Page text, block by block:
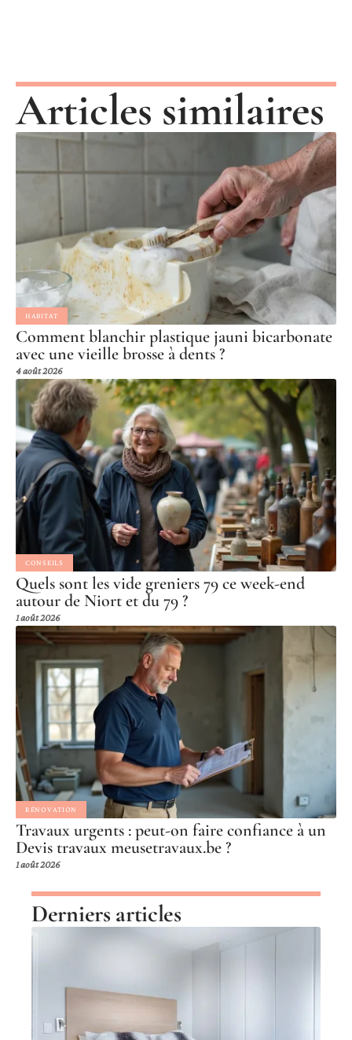
Articles similaires
HABITAT
Comment blanchir plastique jauni bicarbonate
avec une vieille brosse à dents ?
4 août 2026
CONSEILS
Quels sont les vide greniers 79 ce week-end
autour de Niort et du 79 ?
1 août 2026
RÉNOVATION
Travaux urgents : peut-on faire confiance à un
Devis travaux meusetravaux.be ?
1 août 2026
Derniers articles